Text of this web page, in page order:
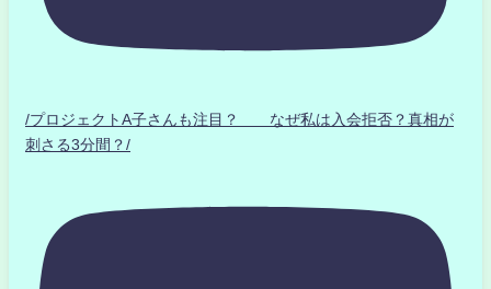
/プロジェクトA子さんも注目？ なぜ私は入会拒否？真相が
刺さる3分間？/